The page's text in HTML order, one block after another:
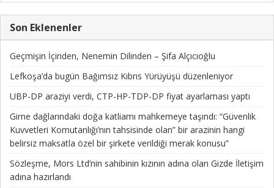
Son Eklenenler
Geçmişin İçinden, Nenemin Dilinden – Şifa Alçıcıoğlu
Lefkoşa’da bugün Bağımsız Kıbrıs Yürüyüşü düzenleniyor
UBP-DP araziyi verdi, CTP-HP-TDP-DP fiyat ayarlaması yaptı
Girne dağlarındaki doğa katliamı mahkemeye taşındı: “Güvenlik
Kuvvetleri Komutanlığı’nın tahsisinde olan” bir arazinin hangi
belirsiz maksatla özel bir şirkete verildiği merak konusu”
Sözleşme, Mors Ltd’nin sahibinin kızının adına olan Gizde İletişim
adına hazırlandı